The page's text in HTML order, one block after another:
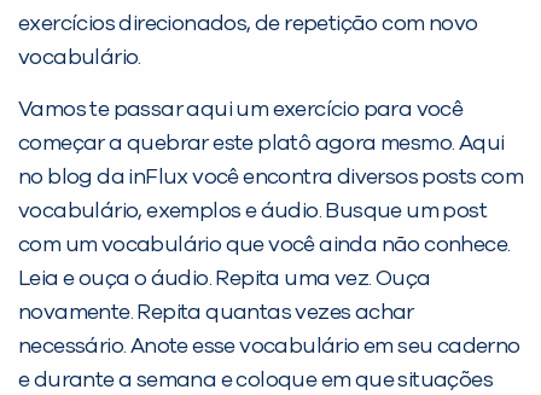
exercícios direcionados, de repetição com novo
vocabulário.
Vamos te passar aqui um exercício para você
começar a quebrar este platô agora mesmo. Aqui
no blog da inFlux você encontra diversos posts com
vocabulário, exemplos e áudio. Busque um post
com um vocabulário que você ainda não conhece.
Leia e ouça o áudio. Repita uma vez. Ouça
novamente. Repita quantas vezes achar
necessário. Anote esse vocabulário em seu caderno
e durante a semana e coloque em que situações